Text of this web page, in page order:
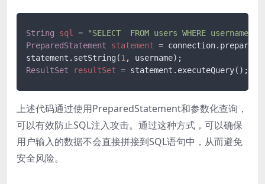
String sql =
"SELECT  FROM users WHERE username =
PreparedStatement
statement =
statement.setString(1
ResultSet
resultSet =
上述代码通过使用PreparedStatement和参数化查询，
可以有效防止SQL注入攻击。通过这种方式，可以确保
用户输入的数据不会直接拼接到SQL语句中，从而避免
安全风险。